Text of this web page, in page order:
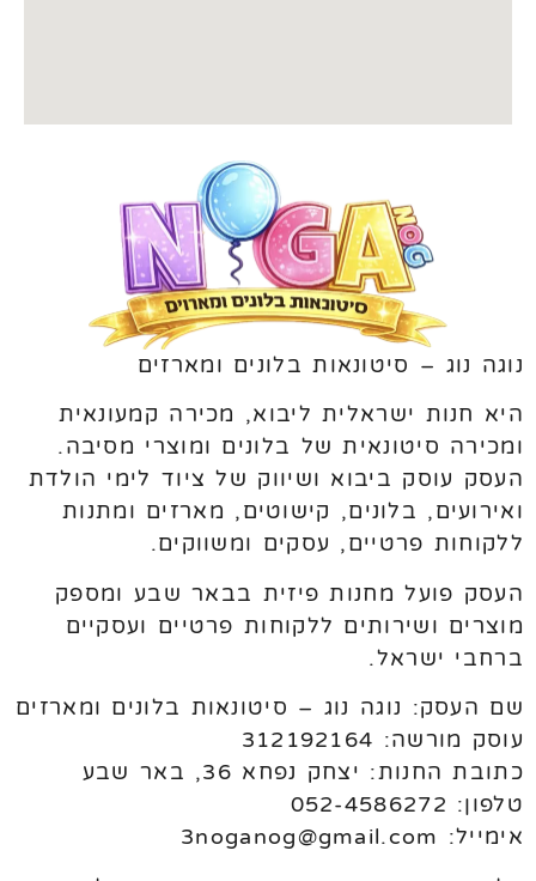
נוגה נוג – סיטונאות בלונים ומארזים
היא חנות ישראלית ליבוא, מכירה קמעונאית
ומכירה סיטונאית של בלונים ומוצרי מסיבה.
העסק עוסק ביבוא ושיווק של ציוד לימי הולדת
ואירועים, בלונים, קישוטים, מארזים ומתנות
ללקוחות פרטיים, עסקים ומשווקים.
העסק פועל מחנות פיזית בבאר שבע ומספק
מוצרים ושירותים ללקוחות פרטיים ועסקיים
ברחבי ישראל.
שם העסק: נוגה נוג – סיטונאות בלונים ומארזים
עוסק מורשה: 312192164
כתובת החנות: יצחק נפחא 36, באר שבע
טלפון: 052-4586272
אימייל: 3noganog@gmail.com